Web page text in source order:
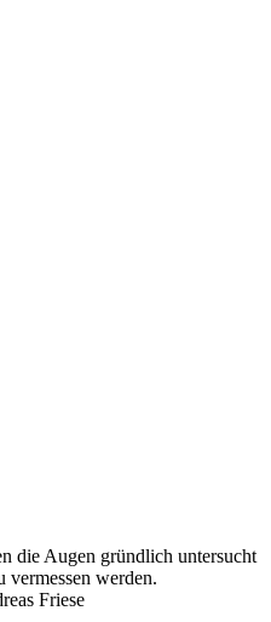
die Augen gründlich untersucht
vermessen werden.
Friese